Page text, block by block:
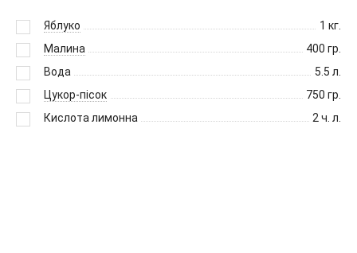
Яблуко 1 кг.
Малина
400 гр.
Вода
5.5 л.
Цукор-пісок
750 гр.
Кислота лимонна
2ч. л.